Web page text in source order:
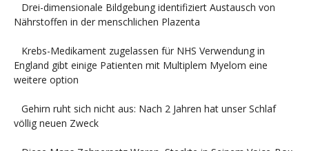
Drei-dimensionale Bildgebung identifiziert Austausch von
Nährstoffen in der menschlichen Plazenta
Krebs-Medikament zugelassen für NHS Verwendung in
England gibt einige Patienten mit Multiplem Myelom eine
weitere option
Gehirn ruht sich nicht aus: Nach 2 Jahren hat unser Schlaf
völlig neuen Zweck